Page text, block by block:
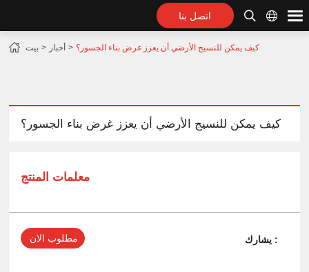
اتصل بنا
بيت أخبار كيف يمكن للنسيج الأرضي أن يعزز غرض بناء الجسور؟
كيف يمكن للنسيج الأرضي أن يعزز غرض بناء الجسور؟
معلمات المنتج
مطلوب الان يشارك :